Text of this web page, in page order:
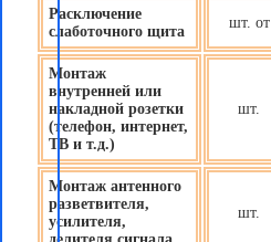
Расключение
слаботочного щита
шт. от
Монтаж
внутренней или
накладной розетки
(телефон, интернет,
ТВ и т.д.)
шт.
Монтаж антенного
разветвителя,
усилителя,
шт.